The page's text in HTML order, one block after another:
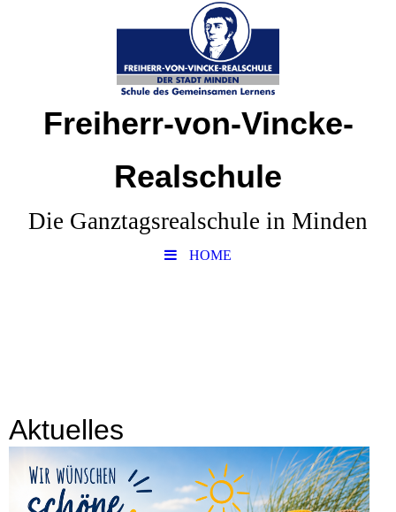
Freiherr-von-Vincke-
Realschule
Die Ganztagsrealschule in Minden
HOME
Aktuelles